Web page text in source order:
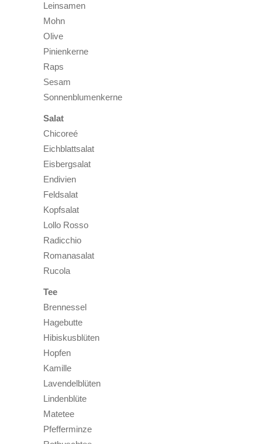
Leinsamen
Mohn
Olive
Pinienkerne
Raps
Sesam
Sonnenblumenkerne
Salat
Chicoreé
Eichblattsalat
Eisbergsalat
Endivien
Feldsalat
Kopfsalat
Lollo Rosso
Radicchio
Romanasalat
Rucola
Tee
Brennessel
Hagebutte
Hibiskusblüten
Hopfen
Kamille
Lavendelblüten
Lindenblüte
Matetee
Pfefferminze